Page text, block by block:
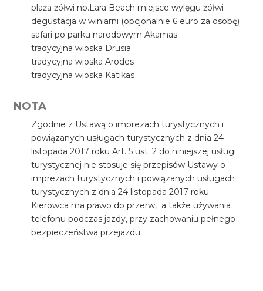
plaża żółwi np.Lara Beach miejsce wylęgu żółwi
degustacja w winiarni (opcjonalnie 6 euro za osobę)
safari po parku narodowym Akamas
tradycyjna wioska Drusia
tradycyjna wioska Arodes
tradycyjna wioska Katikas
NOTA
Zgodnie z Ustawą o imprezach turystycznych i
powiązanych usługach turystycznych z dnia 24
listopada 2017 roku Art. 5 ust. 2 do niniejszej usługi
turystycznej nie stosuje się przepisów Ustawy o
imprezach turystycznych i powiązanych usługach
turystycznych z dnia 24 listopada 2017 roku.
Kierowca ma prawo do przerw, a także używania
telefonu podczas jazdy, przy zachowaniu pełnego
bezpieczeństwa przejazdu.